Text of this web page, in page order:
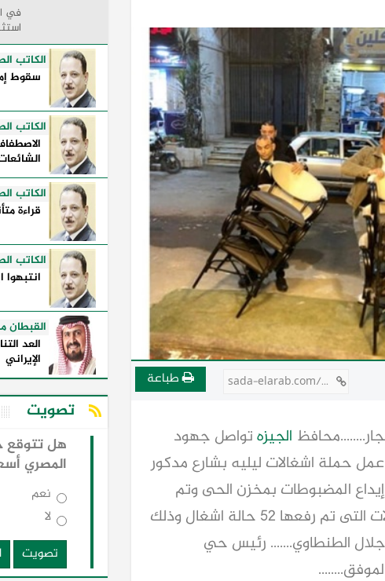
طباعة sada-elarab.com/752757
الجيزهتواصل جهود
اليوم الأربعاء الموافق ٢٩ / ١ /٢٠٢٥ تم عمل حملة اشغالات ليليه بشارع مدكور
المضبوطات بمخزن الحى وتم
القانونية حيال المخالفين عدد الاشغالات التى تم رفعها ٥٢ حالة اشغال وذلك
جلال الطنطاوي....... رئيس حي
في
الكاتب
سقوط
الكاتب
الكاتب
قراءة
الكاتب
انتبهوا
القبطان
العد
الإيراني
تصويت
هل تتوقع
المصري
نعم
لا
تصويت